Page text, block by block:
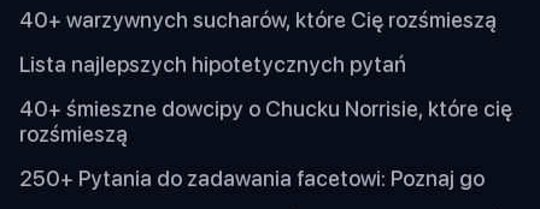
40+ warzywnych sucharów, które Cię rozśmieszą
Lista najlepszych hipotetycznych pytań
40+ śmieszne dowcipy o Chucku Norrisie, które cię
rozśmieszą
250+ Pytania do zadawania facetowi: Poznaj go